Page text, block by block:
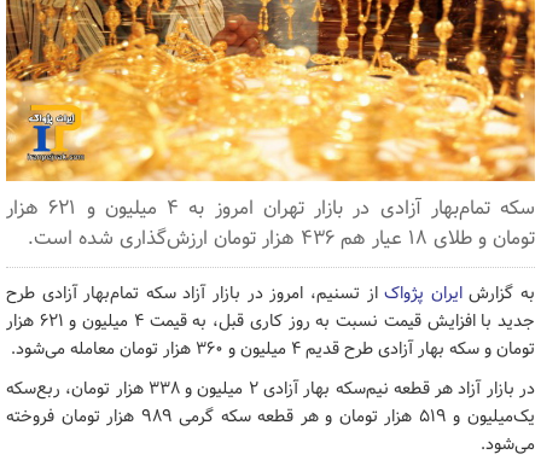
سکه تمام‌بهار آزادی در بازار تهران امروز به ۴ میلیون و ۶۲۱ هزار
تومان و طلای ۱۸ عیار هم ۴۳۶ هزار تومان ارزش‌گذاری شده است.
به گزارشایران پژواکاز تسنیم، امروز در بازار آزاد سکه تمام‌بهار آزادی طرح
جدید با افزایش قیمت نسبت به روز کاری قبل، به قیمت ۴ میلیون و ۶۲۱ هزار
تومان و سکه بهار آزادی طرح قدیم ۴ میلیون و ۳۶۰ هزار تومان معامله می‌شود.
در بازار آزاد هر قطعه نیم‌سکه بهار آزادی ۲ میلیون و ۳۳۸ هزار تومان، ربع‌سکه
یک‌میلیون و ۵۱۹ هزار تومان و هر قطعه سکه گرمی ۹۸۹ هزار تومان فروخته
می‌شود.